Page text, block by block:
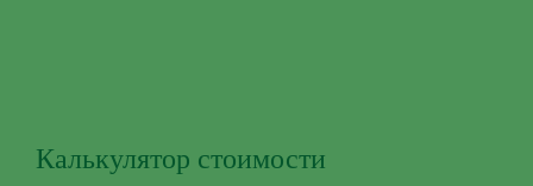
Калькулятор стоимости